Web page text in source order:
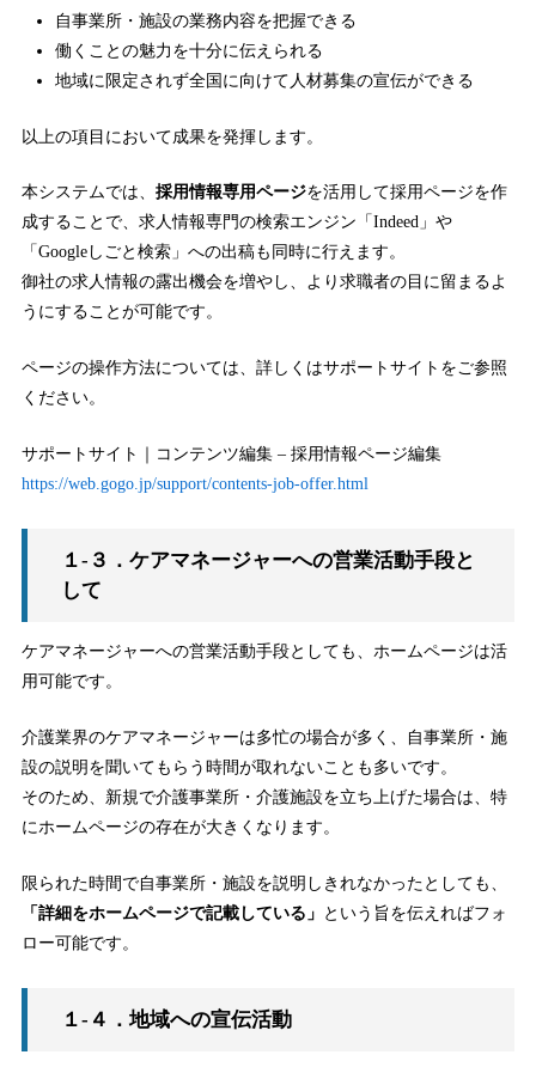
自事業所・施設の業務内容を把握できる
働くことの魅力を十分に伝えられる
地域に限定されず全国に向けて人材募集の宣伝ができる
以上の項目において成果を発揮します。
本システムでは、 採用情報専用ページを活用して採用ページを作
成することで、求人情報専門の検索エンジン「Indeed」や
「Googleしごと検索」への出稿も同時に行えます。
御社の求人情報の露出機会を増やし、より求職者の目に留まるよ
うにすることが可能です。
ページの操作方法については、詳しくはサポートサイトをご参照
ください。
サポートサイト｜コンテンツ編集 – 採用情報ページ編集
https://web.gogo.jp/support/contents-job-offer.html
１-３．ケアマネージャーへの営業活動手段と
して
ケアマネージャーへの営業活動手段としても、ホームページは活
用可能です。
介護業界のケアマネージャーは多忙の場合が多く、自事業所・施
設の説明を聞いてもらう時間が取れないことも多いです。
そのため、新規で介護事業所・介護施設を立ち上げた場合は、特
にホームページの存在が大きくなります。
限られた時間で自事業所・施設を説明しきれなかったとしても、
「詳細をホームページで記載している」 という旨を伝えればフォ
ロー可能です。
１-４．地域への宣伝活動